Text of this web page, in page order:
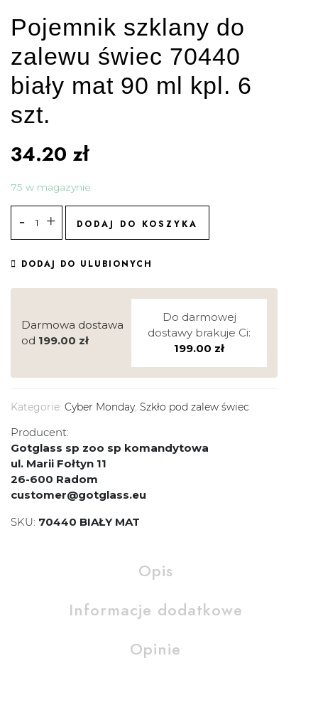
Pojemnik szklany do
zalewu świec 70440
biały mat 90 ml kpl. 6
szt.
34.20 zł
75 w magazynie
DODAJ DO KOSZYKA
DODAJ DO ULUBIONYCH
Darmowa dostawa
od 199.00 zł
Do darmowej
dostawy brakuje Ci:
199.00 zł
Kategorie: Cyber Monday, Szkło pod zalew świec
Producent:
Gotglass sp zoo sp komandytowa
ul. Marii Fołtyn 11
26-600 Radom
customer@gotglass.eu
SKU: 70440 BIAŁY MAT
Opis
Informacje dodatkowe
Opinie